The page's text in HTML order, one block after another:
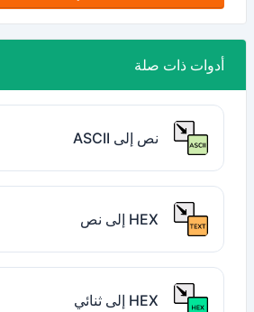
أدوات ذات صلة
نص إلى ASCII
HEX إلى نص
HEX إلى ثنائي